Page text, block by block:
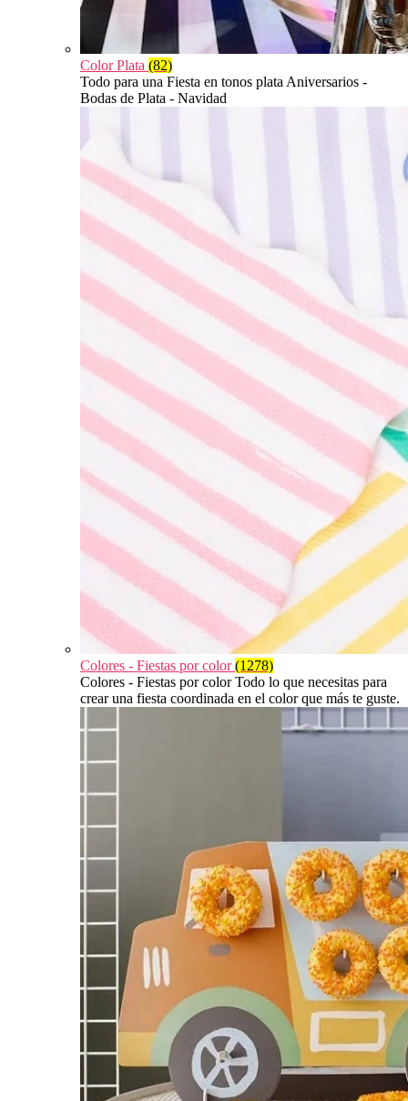
Color Plata (82)
Todo para una Fiesta en tonos plata Aniversarios -
Bodas de Plata - Navidad
Colores - Fiestas por color(1278)
Colores - Fiestas por color Todo lo que necesitas para
crear una fiesta coordinada en el color que más te guste.